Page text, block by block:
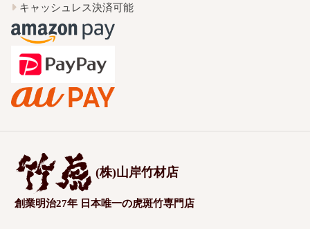
キャッシュレス決済可能
(株)山岸竹材店
創業明治27年 日本唯一の虎斑竹専門店